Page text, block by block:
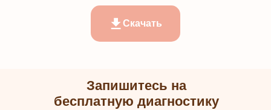
Скачать
Запишитесь на
бесплатную диагностику